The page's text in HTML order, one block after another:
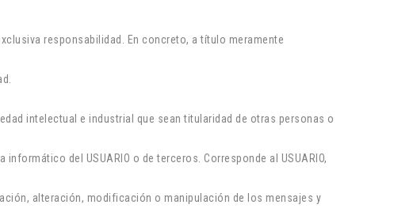
responsabilidad. En concreto, a título meramente
intelectual e industrial que sean titularidad de otras personas o
del USUARIO o de terceros. Corresponde al USUARIO,
alteración, modificación o manipulación de los mensajes y